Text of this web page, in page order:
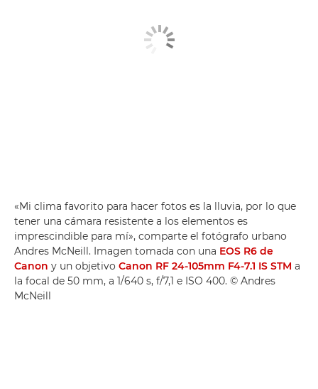
«Mi clima favorito para hacer fotos es la lluvia, por lo que
tener una cámara resistente a los elementos es
imprescindible para mí», comparte el fotógrafo urbano
Andres McNeill. Imagen tomada con una EOS R6 de
Canon y un objetivo Canon RF 24-105mm F4-7.1 IS STM a
la focal de 50 mm, a 1/640 s, f/7,1 e ISO 400. © Andres
McNeill